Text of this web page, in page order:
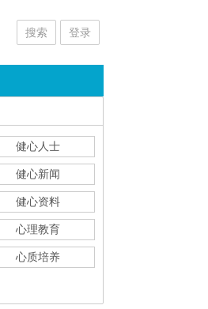
搜索 登录
健心人士
健心新闻
健心资料
心理教育
心质培养